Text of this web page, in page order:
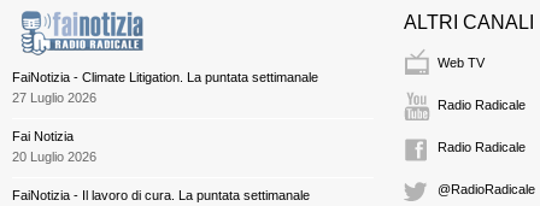
FaiNotizia - Climate Litigation. La puntata settimanale
27 Luglio 2026
Fai Notizia
20 Luglio 2026
FaiNotizia - Il lavoro di cura. La puntata settimanale
ALTRI CANALI
Web TV
Radio Radicale
Radio Radicale
@RadioRadicale